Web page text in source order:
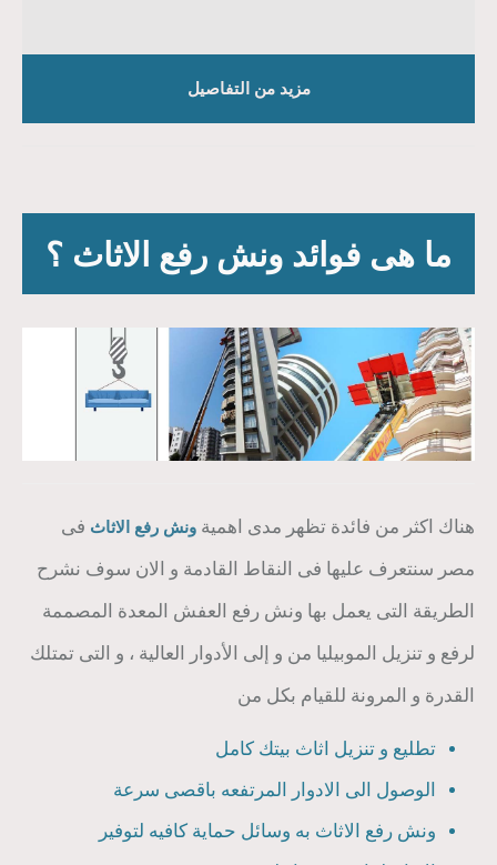
مزيد من التفاصيل
ما هى فوائد ونش رفع الاثاث ؟
هناك اكثر من فائدة تظهر مدى اهمية ونش رفع الاثاث فى
مصر سنتعرف عليها فى النقاط القادمة و الان سوف نشرح
الطريقة التى يعمل بها ونش رفع العفش المعدة المصممة
لرفع و تنزيل الموبيليا من و إلى الأدوار العالية ، و التى تمتلك
القدرة و المرونة للقيام بكل من
تطليع و تنزيل اثاث بيتك كامل
الوصول الى الادوار المرتفعه باقصى سرعة
ونش رفع الاثاث به وسائل حماية كافيه لتوفير